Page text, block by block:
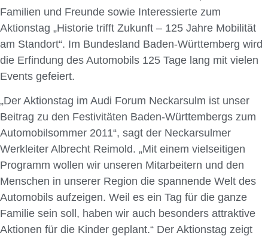
Familien und Freunde sowie Interessierte zum
Aktionstag „Historie trifft Zukunft – 125 Jahre Mobilität
am Standort“. Im Bundesland Baden-Württemberg wird
die Erfindung des Automobils 125 Tage lang mit vielen
Events gefeiert.
„Der Aktionstag im Audi Forum Neckarsulm ist unser
Beitrag zu den Festivitäten Baden-Württembergs zum
Automobilsommer 2011“, sagt der Neckarsulmer
Werkleiter Albrecht Reimold. „Mit einem vielseitigen
Programm wollen wir unseren Mitarbeitern und den
Menschen in unserer Region die spannende Welt des
Automobils aufzeigen. Weil es ein Tag für die ganze
Familie sein soll, haben wir auch besonders attraktive
Aktionen für die Kinder geplant.“ Der Aktionstag zeigt